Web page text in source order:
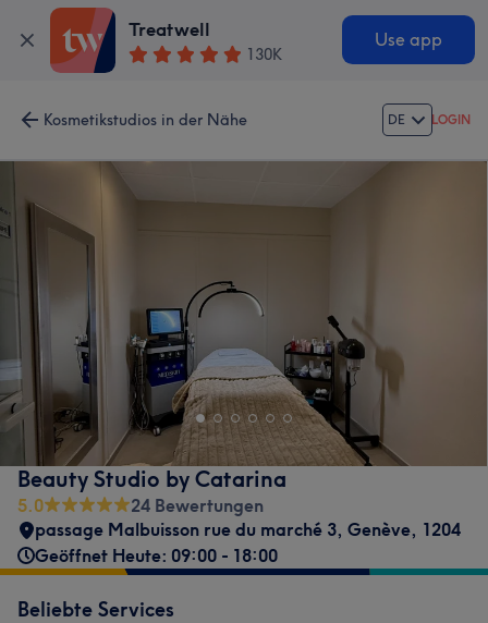
Treatwell
130K
Use app
Kosmetikstudios in der Nähe DE LOGIN
Beauty Studio by Catarina
5.0
24 Bewertungen
passage Malbuisson rue du marché 3, Genève, 1204
Geöffnet Heute: 09:00 - 18:00
Beliebte Services